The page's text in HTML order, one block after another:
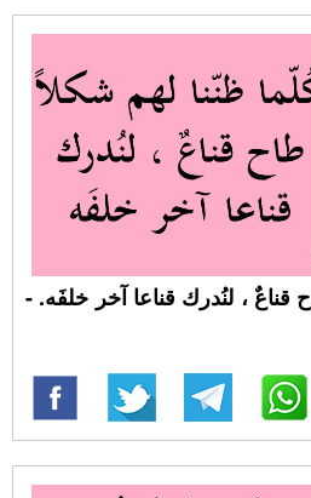
قناعٌ ، لنُدرك قناعا آخر خلفَه. -